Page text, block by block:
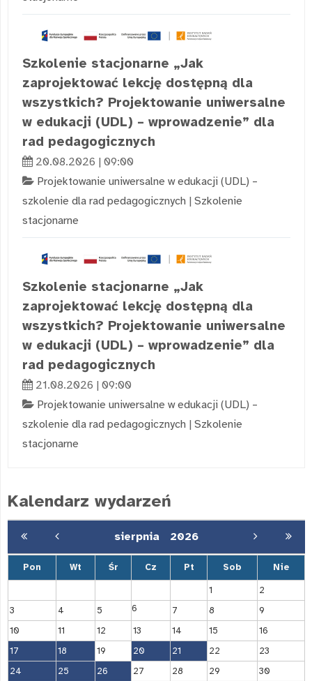
Szkolenie stacjonarne „Jak
zaprojektować lekcję dostępną dla
wszystkich? Projektowanie uniwersalne
w edukacji (UDL) – wprowadzenie” dla
rad pedagogicznych
20.08.2026 | 09:00
Projektowanie uniwersalne w edukacji (UDL) –
szkolenie dla rad pedagogicznych | Szkolenie
stacjonarne
Szkolenie stacjonarne „Jak
zaprojektować lekcję dostępną dla
wszystkich? Projektowanie uniwersalne
w edukacji (UDL) – wprowadzenie” dla
rad pedagogicznych
21.08.2026 | 09:00
Projektowanie uniwersalne w edukacji (UDL) –
szkolenie dla rad pedagogicznych | Szkolenie
stacjonarne
Kalendarz wydarzeń
sierpnia 2026
Pon Wt Śr Cz Pt Sob Nie
1
2
3
4 5 6 7 8
9
10
11 12 13 14 15
16
17
18 19 20 21 22
23
24
25 26 27 28 29
30